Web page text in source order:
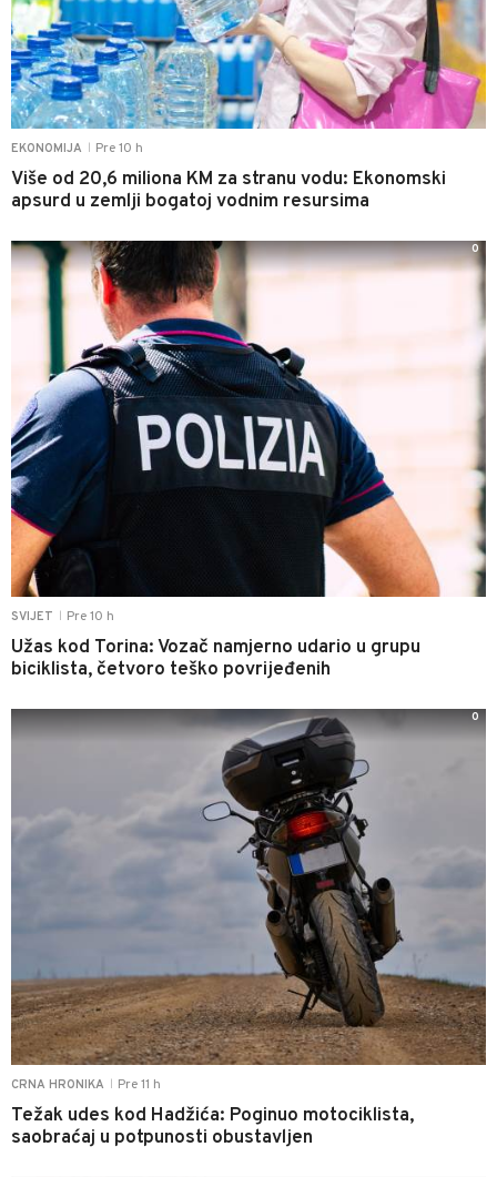
EKONOMIJA Pre 10 h
Više od 20,6 miliona KM za stranu vodu: Ekonomski
apsurd u zemlji bogatoj vodnim resursima
SVIJET Pre 10 h
Užas kod Torina: Vozač namjerno udario u grupu
biciklista, četvoro teško povrijeđenih
0
CRNA HRONIKA Pre 11 h
Težak udes kod Hadžića: Poginuo motociklista,
saobraćaj u potpunosti obustavljen
0